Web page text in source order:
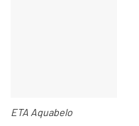
ETA Aquabelo